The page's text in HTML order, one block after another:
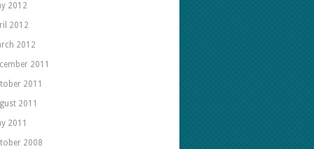
2012
2012
2012
2011
2011
2011
2011
2008